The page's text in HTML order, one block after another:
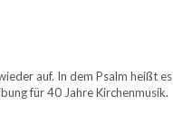
auf. In dem Psalm heißt es
für 40 Jahre Kirchenmusik.